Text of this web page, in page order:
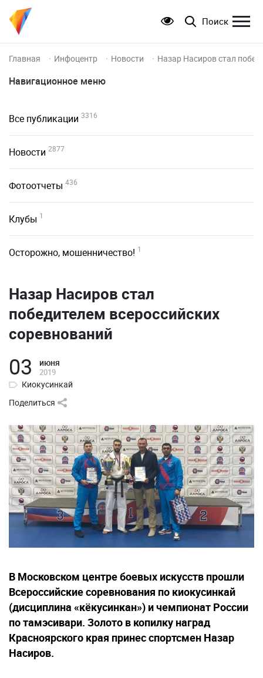
Поиск
Главная Инфоцентр Новости Назар Насиров стал
Навигационное меню
Все публикации 3316
Новости 2877
Фотоотчеты 436
Клубы 1
Осторожно, мошенничество! 1
Назар Насиров стал
победителем всероссийских
соревнований
03 июня
2019
Киокусинкай
Поделиться
В Московском центре боевых искусств прошли
Всероссийские соревнования по киокусинкай
(дисциплина «кёкусинкан») и чемпионат России
по тамэсивари. Золото в копилку наград
Красноярского края принес спортсмен Назар
Насиров.